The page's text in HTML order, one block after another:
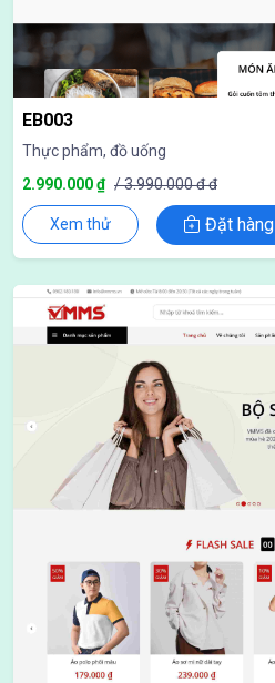
EB003
Thực phẩm, đồ uống
2.990.000 ₫ / 3.990.000 đ đ
Xem thử Đặt hàng